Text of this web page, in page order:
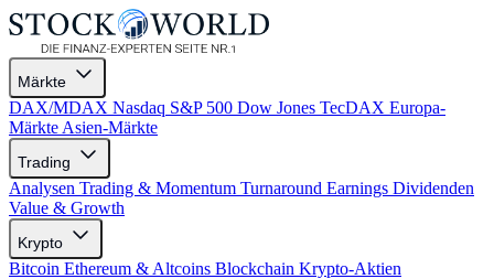
Märkte
DAX/MDAX Nasdaq S&P 500 Dow Jones TecDAX Europa-
Märkte Asien-Märkte
Trading
Analysen Trading & Momentum Turnaround Earnings Dividenden
Value & Growth
Krypto
Bitcoin Ethereum & Altcoins Blockchain Krypto-Aktien